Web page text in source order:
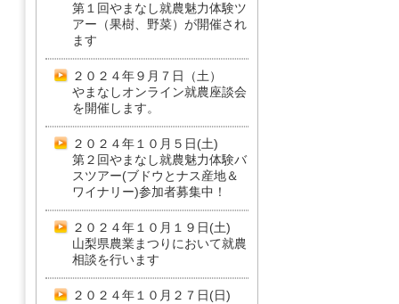
第１回やまなし就農魅力体験ツ
アー（果樹、野菜）が開催され
ます
２０２４年９月７日（土）
やまなしオンライン就農座談会
を開催します。
２０２４年１０月５日(土)
第２回やまなし就農魅力体験バ
スツアー(ブドウとナス産地＆
ワイナリー)参加者募集中！
２０２４年１０月１９日(土)
山梨県農業まつりにおいて就農
相談を行います
２０２４年１０月２７日(日)